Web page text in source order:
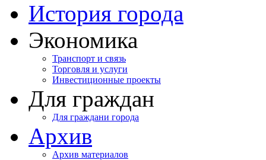
История города
Экономика
Транспорт и связь
Торговля и услуги
Инвестиционные проекты
Для граждан
Для граждани города
Архив
Архив материалов